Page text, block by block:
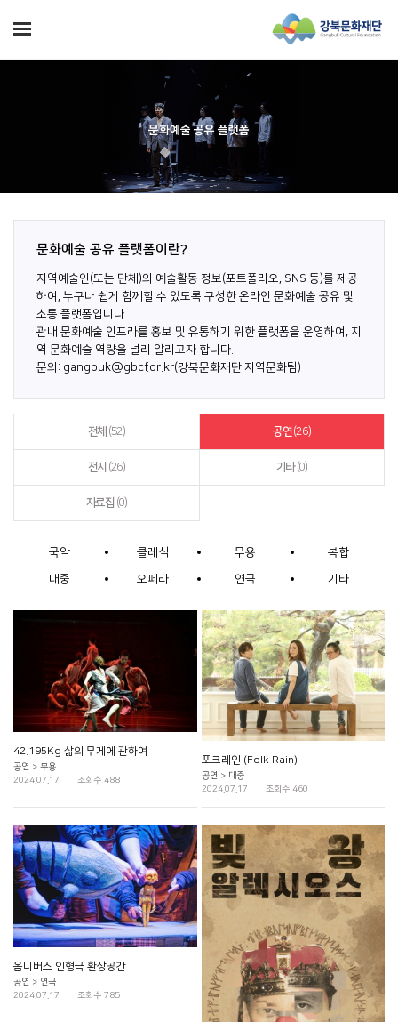
문화예술 공유 플랫폼
문화예술 공유 플랫폼이란?
지역예술인(또는 단체)의 예술활동 정보(포트폴리오, SNS 등)를 제공
하여, 누구나 쉽게 함께할 수 있도록 구성한 온라인 문화예술 공유 및
소통 플랫폼입니다.
관내 문화예술 인프라를 홍보 및 유통하기 위한 플랫폼을 운영하여, 지
역 문화예술 역량을 널리 알리고자 합니다.
문의: gangbuk@gbcf.or.kr(강북문화재단 지역문화팀)
전체 (52) 공연(26)
전시 (26) 기타(0)
자료집 (0)
국악 클레식 무용 복합
대중 오페라 연극 기타
42.195Kg 삶의 무게에 관하여
공연 > 무용
2024.07.17
조회수 488
포크레인 (Folk Rain)
공연 > 대중
2024.07.17
조회수 460
옴니버스 인형극 환상공간
공연 > 연극
2024.07.17
조회수 785